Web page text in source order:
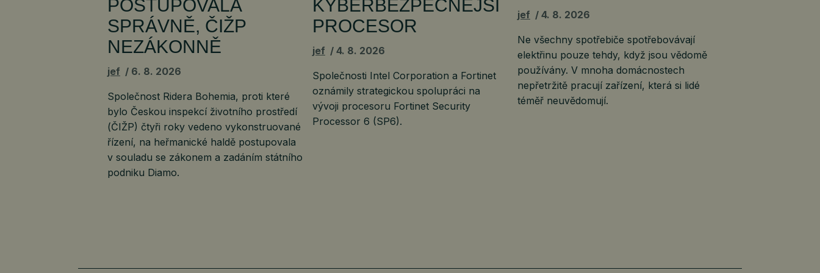
POSTUPOVALA
SPRÁVNĚ, ČIŽP
NEZÁKONNĚ
jef 6. 8. 2026
Společnost Ridera Bohemia, proti které
bylo Českou inspekcí životního prostředí
(ČIŽP) čtyři roky vedeno vykonstruované
řízení, na heřmanické haldě postupovala
v souladu se zákonem a zadáním státního
podniku Diamo.
KYBERBEZPEČNĚJŠÍ
PROCESOR
jef 4. 8. 2026
Společnosti Intel Corporation a Fortinet
oznámily strategickou spolupráci na
vývoji procesoru Fortinet Security
Processor 6 (SP6).
jef 4. 8. 2026
Ne všechny spotřebiče spotřebovávají
elektřinu pouze tehdy, když jsou vědomě
používány. V mnoha domácnostech
nepřetržitě pracují zařízení, která si lidé
téměř neuvědomují.